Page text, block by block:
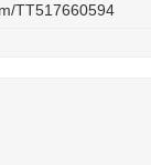
TT517660594